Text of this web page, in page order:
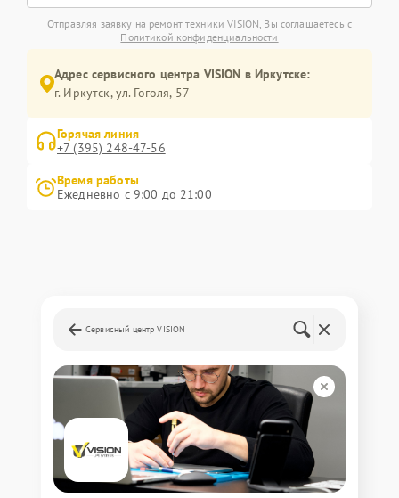
Отправляя заявку на ремонт техники VISION, Вы соглашаетесь с
Политикой конфиденциальности
Адрес сервисного центра VISION в Иркутске:
г. Иркутск, ул. ​Гоголя, 57
Горячая линия
+7 (395) 248-47-56
Время работы
Ежедневно с 9:00 до 21:00
Сервисный центр VISION